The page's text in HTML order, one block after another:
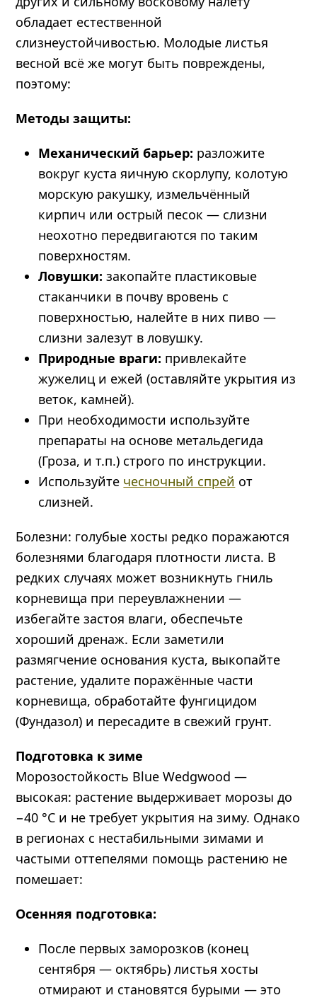
обладает естественной
слизнеустойчивостью. Молодые листья
весной всё же могут быть повреждены,
поэтому:
Методы защиты:
Механический барьер: разложите
вокруг куста яичную скорлупу, колотую
морскую ракушку, измельчённый
кирпич или острый песок — слизни
неохотно передвигаются по таким
поверхностям.
Ловушки: закопайте пластиковые
стаканчики в почву вровень с
поверхностью, налейте в них пиво —
слизни залезут в ловушку.
Природные враги: привлекайте
жужелиц и ежей (оставляйте укрытия из
веток, камней).
При необходимости используйте
препараты на основе метальдегида
(Гроза, и т.п.) строго по инструкции.
Используйте чесночный спрей от
слизней.
Болезни: голубые хосты редко поражаются
болезнями благодаря плотности листа. В
редких случаях может возникнуть гниль
корневища при переувлажнении —
избегайте застоя влаги, обеспечьте
хороший дренаж. Если заметили
размягчение основания куста, выкопайте
растение, удалите поражённые части
корневища, обработайте фунгицидом
(Фундазол) и пересадите в свежий грунт.
Подготовка к зиме
Морозостойкость Blue Wedgwood —
высокая: растение выдерживает морозы до
−40 °C и не требует укрытия на зиму. Однако
в регионах с нестабильными зимами и
частыми оттепелями помощь растению не
помешает:
Осенняя подготовка:
После первых заморозков (конец
сентября — октябрь) листья хосты
отмирают и становятся бурыми — это